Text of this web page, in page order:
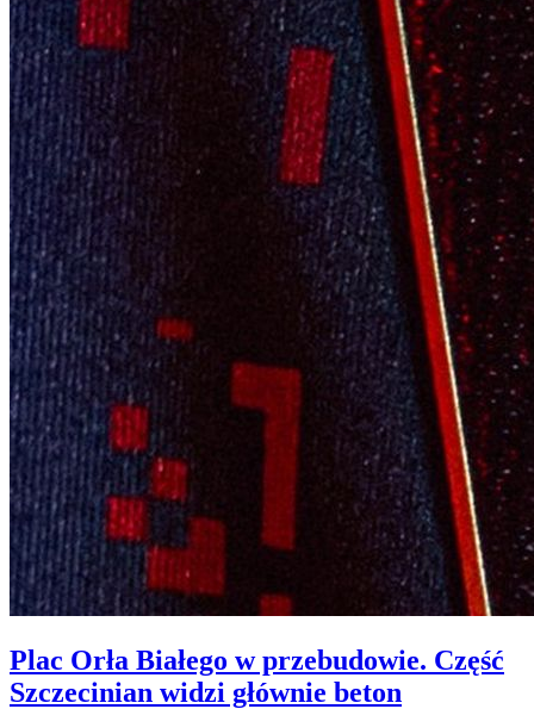
Plac Orła Białego w przebudowie. Część
Szczecinian widzi głównie beton